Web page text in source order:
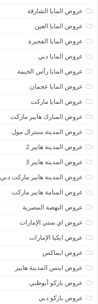
عروض المايا الشارقة
عروض المايا العين
عروض المايا الفجيرة
عروض المايا دبي
عروض المايا رأس الخيمة
عروض المايا عجمان
عروض المايا ماركت
عروض المبارك هايبر ماركت
عروض المدينة سنترال مول
عروض المدينة هايبر 2
عروض المدينة هايبر 3
عروض المدينة هايبر ماركت دبي
عروض المنامة هايبر ماركت
عروض النهضة المصرية
عروض اي ستي الإمارات
عروض ايكيا الإمارات
عروض ايماكس
عروض اينس المدينة هايبر
عروض باركو أبوظبي
عروض باركو دبي